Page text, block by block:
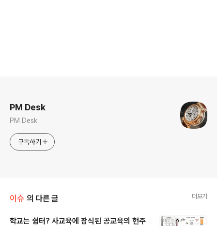
PM Desk
PM Desk
구독하기
이슈 의 다른 글 더보기
학교는 쉼터? 사교육에 잠식된 공교육의 현주